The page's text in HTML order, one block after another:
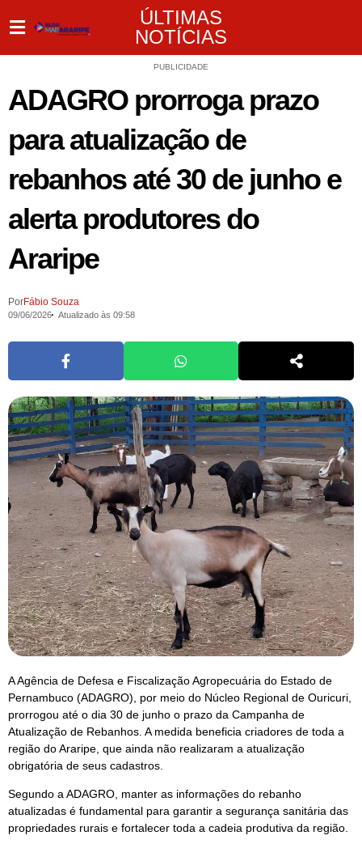
ÚLTIMAS
NOTÍCIAS
PUBLICIDADE
ADAGRO prorroga prazo
para atualização de
rebanhos até 30 de junho e
alerta produtores do
Araripe
PorFábio Souza
09/06/2026 Atualizado às 09:58
A Agência de Defesa e Fiscalização Agropecuária do Estado de
Pernambuco (ADAGRO), por meio do Núcleo Regional de Ouricuri,
prorrogou até o dia 30 de junho o prazo da Campanha de
Atualização de Rebanhos. A medida beneficia criadores de toda a
região do Araripe, que ainda não realizaram a atualização
obrigatória de seus cadastros.
Segundo a ADAGRO, manter as informações do rebanho
atualizadas é fundamental para garantir a segurança sanitária das
propriedades rurais e fortalecer toda a cadeia produtiva da região.